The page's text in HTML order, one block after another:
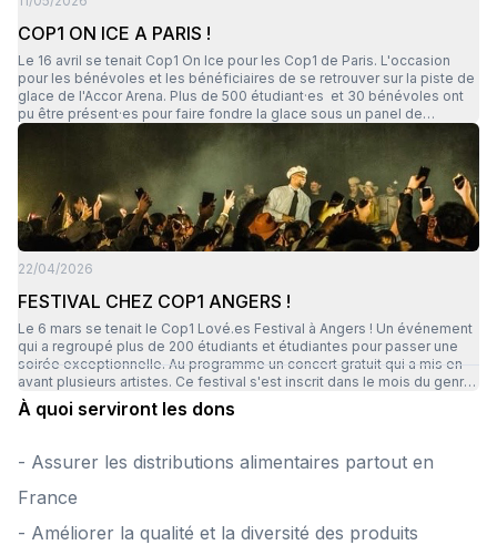
COP1 ON ICE A PARIS !
Le 16 avril se tenait Cop1 On Ice pour les Cop1 de Paris. L'occasion
pour les bénévoles et les bénéficiaires de se retrouver sur la piste de
glace de l'Accor Arena. Plus de 500 étudiant·es et 30 bénévoles ont
pu être présent·es pour faire fondre la glace sous un panel de
musiques diverses et variées. On va pas vous mentir on a vu pas mal
de chutes mais aussi quelques belles figures... de quoi se découvrir
22/04/2026
FESTIVAL CHEZ COP1 ANGERS !
Le 6 mars se tenait le Cop1 Lové.es Festival à Angers ! Un événement
qui a regroupé plus de 200 étudiants et étudiantes pour passer une
soirée exceptionnelle. Au programme un concert gratuit qui a mis en
avant plusieurs artistes. Ce festival s'est inscrit dans le mois du genre
de l'Université d'Angers. Un beau partenariat entre le centre culturel de
l'université et Cop1 pour faire vivre aux étudiant.es une soirée
qu'une friperie solidaire, un stand de crêpe (miam) et un stand pour
jouer à des jeux en tous genres. L'ambiance était conviviale et festive
! Merci à tous les bénévoles et partenaires qui ont permis aux
étudiant.es de sortir du quotidien. La prochaine fois on ira s'amuser
avec eux, ça c'est sûr !
À quoi serviront les dons
- Assurer les distributions alimentaires partout en
France
- Améliorer la qualité et la diversité des produits